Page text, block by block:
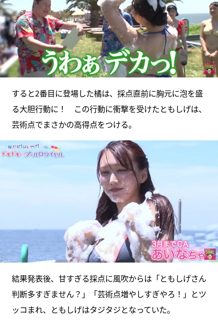
すると2番目に登場した橘は、採点直前に胸元に泡を盛
る大胆行動に！ この行動に衝撃を受けたともしげは、
芸術点でまさかの高得点をつける。
結果発表後、甘すぎる採点に風吹からは「ともしげさん
判断多すぎません？」「芸術点増やしすぎやろ！」とツ
ッコまれ、ともしげはタジタジとなっていた。